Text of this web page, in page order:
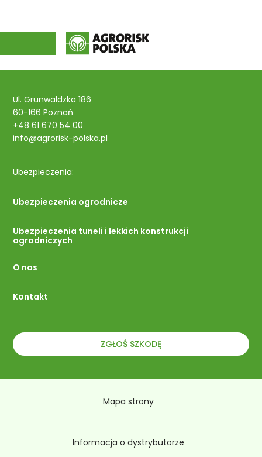
Ul. Grunwaldzka 186
60-166 Poznań
+48 61 670 54 00
info@agrorisk-polska.pl
Ubezpieczenia:
Ubezpieczenia ogrodnicze
Ubezpieczenia tuneli i lekkich konstrukcji
ogrodniczych
O nas
Kontakt
ZGŁOŚ SZKODĘ
Mapa strony
Informacja o dystrybutorze